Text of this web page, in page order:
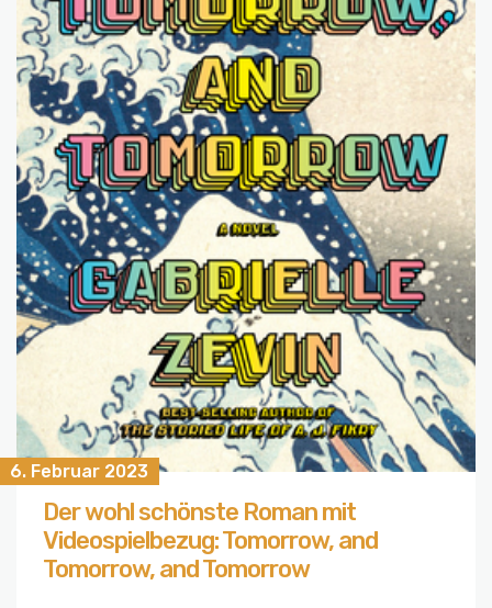
6. Februar 2023
Der wohl schönste Roman mit
Videospielbezug: Tomorrow, and
Tomorrow, and Tomorrow